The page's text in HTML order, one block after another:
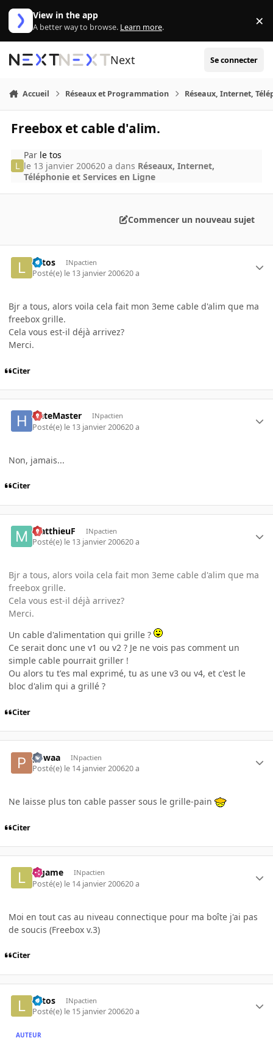
Aller au contenu
View in the app
A better way to browse. Learn more. ×
Next Se connecter
Accueil Réseaux et Programmation Réseaux, Internet,
Freebox et cable d'alim.
Par le tos
le 13 janvier 200620 a dans Réseaux, Internet,
Téléphonie et Services en Ligne
Commencer un nouveau sujet
le tos INpactien
Posté(e) le 13 janvier 200620 a
Bjr a tous, alors voila cela fait mon 3eme cable d'alim que ma
freebox grille.
Cela vous est-il déjà arrivez?
Merci.
Citer
HateMaster INpactien
Posté(e) le 13 janvier 200620 a
Non, jamais...
Citer
MatthieuF INpactien
Posté(e) le 13 janvier 200620 a
Bjr a tous, alors voila cela fait mon 3eme cable d'alim que ma
freebox grille.
Cela vous est-il déjà arrivez?
Merci.
Un cable d'alimentation qui grille ?
Ce serait donc une v1 ou v2 ? Je ne vois pas comment un
simple cable pourrait griller !
Ou alors tu t'es mal exprimé, tu as une v3 ou v4, et c'est le
bloc d'alim qui a grillé ?
Citer
powaa INpactien
Posté(e) le 14 janvier 200620 a
Ne laisse plus ton cable passer sous le grille-pain
Citer
legame INpactien
Posté(e) le 14 janvier 200620 a
Moi en tout cas au niveau connectique pour ma boîte j'ai pas
de soucis (Freebox v.3)
Citer
le tos INpactien
Posté(e) le 15 janvier 200620 a
AUTEUR